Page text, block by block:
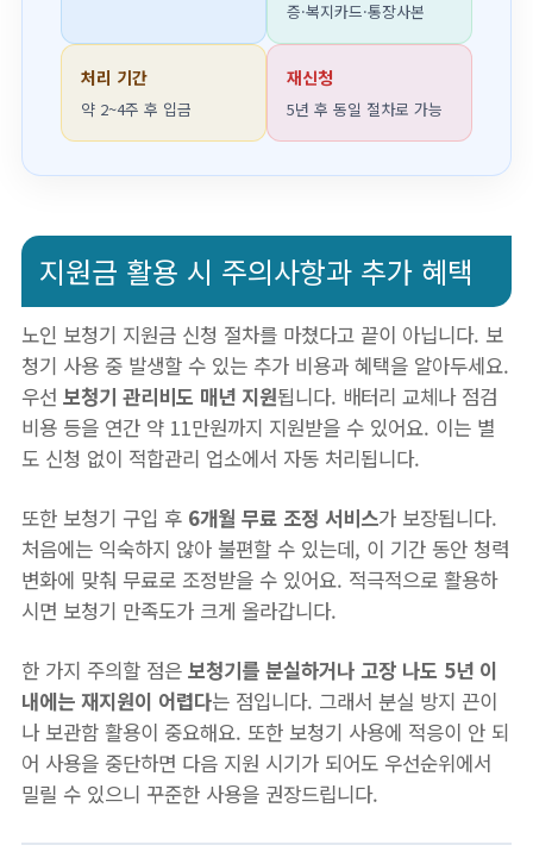
증·복지카드·통장사본
처리 기간
약 2~4주 후 입금
재신청
5년 후 동일 절차로 가능
지원금 활용 시 주의사항과 추가 혜택
노인 보청기 지원금 신청 절차를 마쳤다고 끝이 아닙니다. 보
청기 사용 중 발생할 수 있는 추가 비용과 혜택을 알아두세요.
우선 보청기 관리비도 매년 지원됩니다. 배터리 교체나 점검
비용 등을 연간 약 11만원까지 지원받을 수 있어요. 이는 별
도 신청 없이 적합관리 업소에서 자동 처리됩니다.
또한 보청기 구입 후 6개월 무료 조정 서비스가 보장됩니다.
처음에는 익숙하지 않아 불편할 수 있는데, 이 기간 동안 청력
변화에 맞춰 무료로 조정받을 수 있어요. 적극적으로 활용하
시면 보청기 만족도가 크게 올라갑니다.
한 가지 주의할 점은 보청기를 분실하거나 고장 나도 5년 이
내에는 재지원이 어렵다는 점입니다. 그래서 분실 방지 끈이
나 보관함 활용이 중요해요. 또한 보청기 사용에 적응이 안 되
어 사용을 중단하면 다음 지원 시기가 되어도 우선순위에서
밀릴 수 있으니 꾸준한 사용을 권장드립니다.